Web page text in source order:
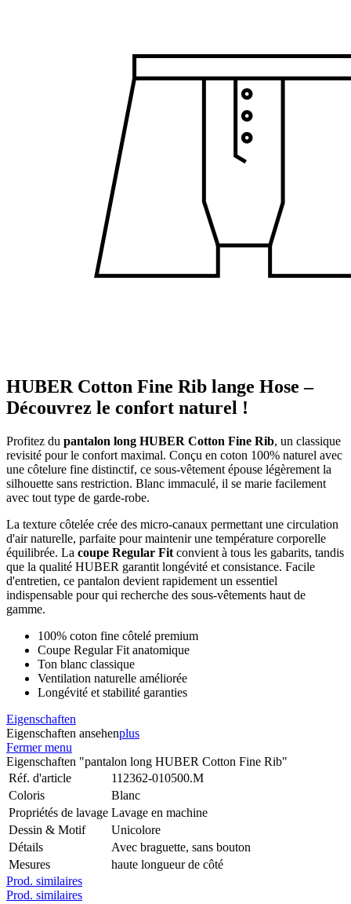
HUBER Cotton Fine Rib lange Hose –
Découvrez le confort naturel !
Profitez du pantalon long HUBER Cotton Fine Rib, un classique
revisité pour le confort maximal. Conçu en coton 100% naturel avec
une côtelure fine distinctif, ce sous-vêtement épouse légèrement la
silhouette sans restriction. Blanc immaculé, il se marie facilement
avec tout type de garde-robe.
La texture côtelée crée des micro-canaux permettant une circulation
d'air naturelle, parfaite pour maintenir une température corporelle
équilibrée. La coupe Regular Fit convient à tous les gabarits, tandis
que la qualité HUBER garantit longévité et consistance. Facile
d'entretien, ce pantalon devient rapidement un essentiel
indispensable pour qui recherche des sous-vêtements haut de
gamme.
100% coton fine côtelé premium
Coupe Regular Fit anatomique
Ton blanc classique
Ventilation naturelle améliorée
Longévité et stabilité garanties
Eigenschaften
Eigenschaften ansehenplus
Fermer menu
Eigenschaften "pantalon long HUBER Cotton Fine Rib"
Réf. d'article
112362-010500.M
Coloris
Blanc
Propriétés de lavage Lavage en machine
Dessin & Motif
Unicolore
Détails
Avec braguette, sans bouton
Mesures
haute longueur de côté
Prod. similaires
Prod. similaires